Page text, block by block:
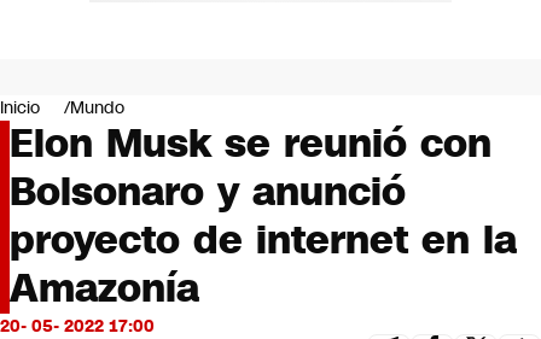
Negocios
Deportes
Programas completos
Cultura
Servicios
Bits
CNN Data
CNN tiempo
Futuro 360
Inicio Mundo
Elon Musk se reunió con
Bolsonaro y anunció
proyecto de internet en la
Amazonía
20- 05- 2022 17:00